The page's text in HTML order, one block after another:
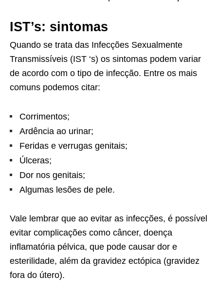
IST’s: sintomas
Quando se trata das Infecções Sexualmente
Transmissíveis (IST ‘s) os sintomas podem variar
de acordo com o tipo de infecção. Entre os mais
comuns podemos citar:
Corrimentos;
Ardência ao urinar;
Feridas e verrugas genitais;
Úlceras;
Dor nos genitais;
Algumas lesões de pele.
Vale lembrar que ao evitar as infecções, é possível
evitar complicações como câncer, doença
inflamatória pélvica, que pode causar dor e
esterilidade, além da gravidez ectópica (gravidez
fora do útero).